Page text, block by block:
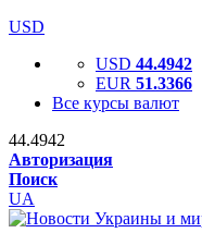
USD
USD 44.4942
EUR 51.3366
Все курсы валют
44.4942
Авторизация
Поиск
UA